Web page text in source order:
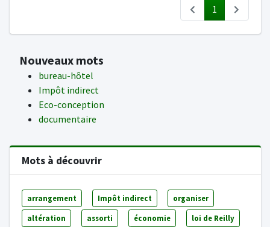
1
Nouveaux mots
bureau-hôtel
Impôt indirect
Eco-conception
documentaire
Mots à découvrir
arrangement Impôt indirect organiser
altération assorti économie loi de Reilly